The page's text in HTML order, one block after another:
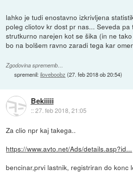
lahko je tudi enostavno izkrivljena
poleg cliotov kr dost pr nas... Seveda pa
strutkurno narejen kot se šika (in ne
bo na bolšem ravno zaradi tega kar
Zgodovina sprememb…
spremenil:iloveboobz (27. feb 2018 ob 20:54)
Bekiiiii
::27. feb 2018, 21:05
Za clio npr kaj takega..
https://www.avto.net/Ads/details.asp?id...
bencinar,prvi lastnik, registriran do konc